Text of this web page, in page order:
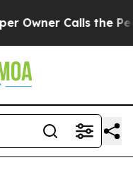
Calls the